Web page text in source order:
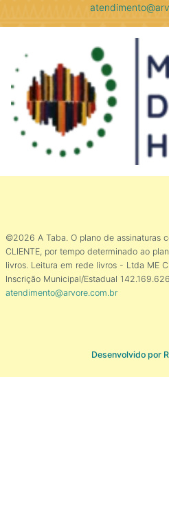
©2026 A Taba. O plano de assinaturas
CLIENTE, por tempo determinado ao
livros. Leitura em rede livros - Ltda ME
Inscrição Municipal/Estadual
atendimento@arvore.com.br
Desenvolvido por